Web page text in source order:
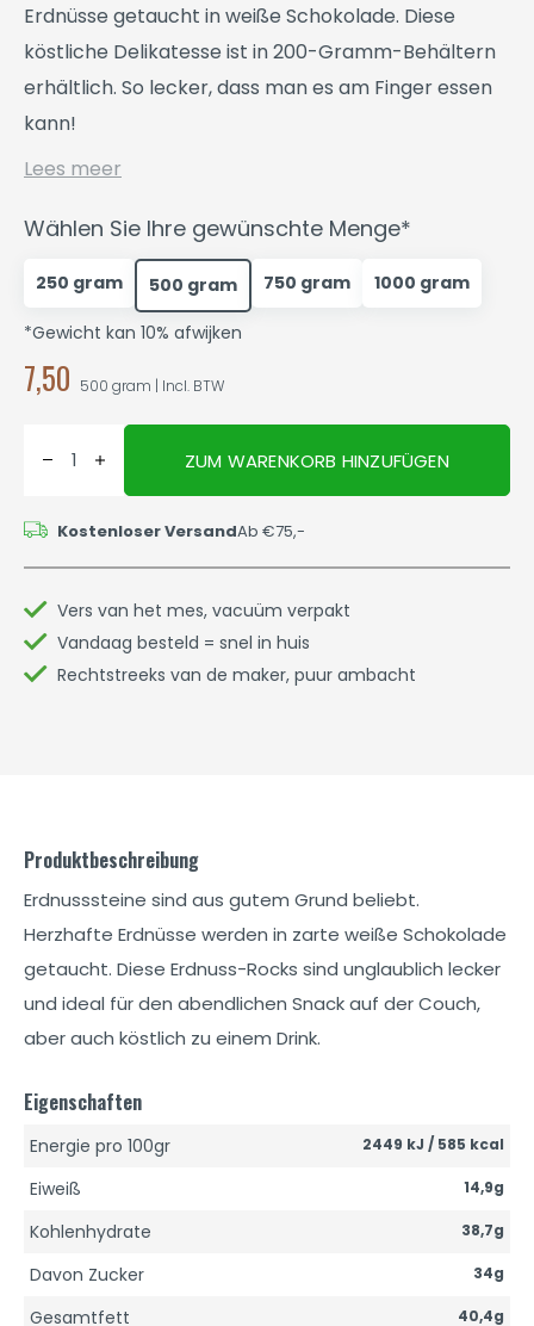
Erdnüsse getaucht in weiße Schokolade. Diese
köstliche Delikatesse ist in 200-Gramm-Behältern
erhältlich. So lecker, dass man es am Finger essen
kann!
Lees meer
Wählen Sie Ihre gewünschte Menge*
250 gram 500 gram 750 gram 1000 gram
*Gewicht kan 10% afwijken
7,50 500 gram | Incl. BTW
ZUM WARENKORB HINZUFÜGEN
Kostenloser VersandAb €75,-
Vers van het mes, vacuüm verpakt
Vandaag besteld = snel in huis
Rechtstreeks van de maker, puur ambacht
Produktbeschreibung
Erdnusssteine ​​sind aus gutem Grund beliebt.
Herzhafte Erdnüsse werden in zarte weiße Schokolade
getaucht. Diese Erdnuss-Rocks sind unglaublich lecker
und ideal für den abendlichen Snack auf der Couch,
aber auch köstlich zu einem Drink.
Eigenschaften
Energie pro 100gr 2449 kJ / 585 kcal
Eiweiß 14,9g
Kohlenhydrate 38,7g
Davon Zucker 34g
Gesamtfett 40,4g